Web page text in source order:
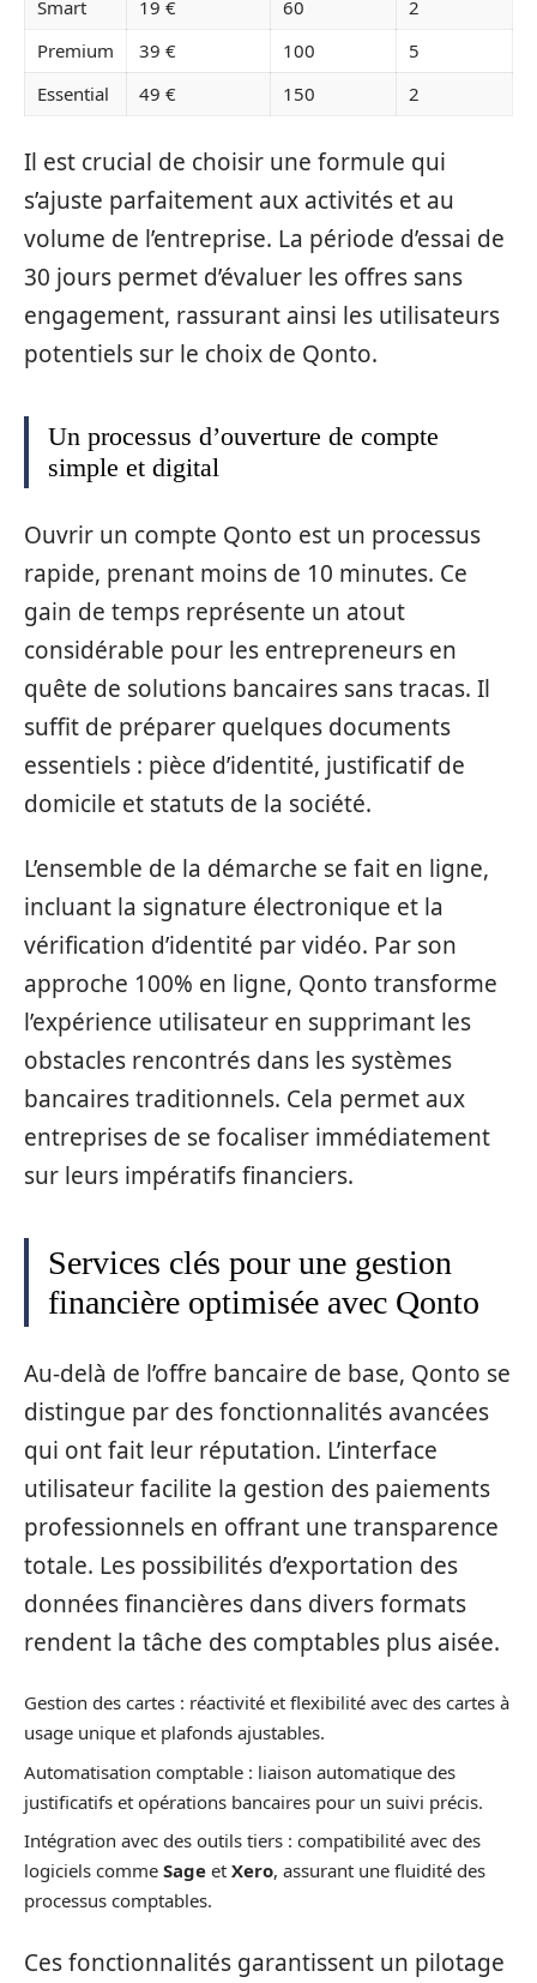
Smart 19 € 60
2
Premium
39 € 100
5
Essential
49 € 150 2
Il est crucial de choisir une formule qui
s’ajuste parfaitement aux activités et au
volume de l’entreprise. La période d’essai de
30 jours permet d’évaluer les offres sans
engagement, rassurant ainsi les utilisateurs
potentiels sur le choix de Qonto.
Un processus d’ouverture de compte
simple et digital
Ouvrir un compte Qonto est un processus
rapide, prenant moins de 10 minutes. Ce
gain de temps représente un atout
considérable pour les entrepreneurs en
quête de solutions bancaires sans tracas. Il
suffit de préparer quelques documents
essentiels : pièce d’identité, justificatif de
domicile et statuts de la société.
L’ensemble de la démarche se fait en ligne,
incluant la signature électronique et la
vérification d’identité par vidéo. Par son
approche 100% en ligne, Qonto transforme
l’expérience utilisateur en supprimant les
obstacles rencontrés dans les systèmes
bancaires traditionnels. Cela permet aux
entreprises de se focaliser immédiatement
sur leurs impératifs financiers.
Services clés pour une gestion
financière optimisée avec Qonto
Au-delà de l’offre bancaire de base, Qonto se
distingue par des fonctionnalités avancées
qui ont fait leur réputation. L’interface
utilisateur facilite la gestion des paiements
professionnels en offrant une transparence
totale. Les possibilités d’exportation des
données financières dans divers formats
rendent la tâche des comptables plus aisée.
Gestion des cartes : réactivité et flexibilité avec des cartes à
usage unique et plafonds ajustables.
Automatisation comptable : liaison automatique des
justificatifs et opérations bancaires pour un suivi précis.
Intégration avec des outils tiers : compatibilité avec des
logiciels comme Sage et Xero, assurant une fluidité des
processus comptables.
Ces fonctionnalités garantissent un pilotage